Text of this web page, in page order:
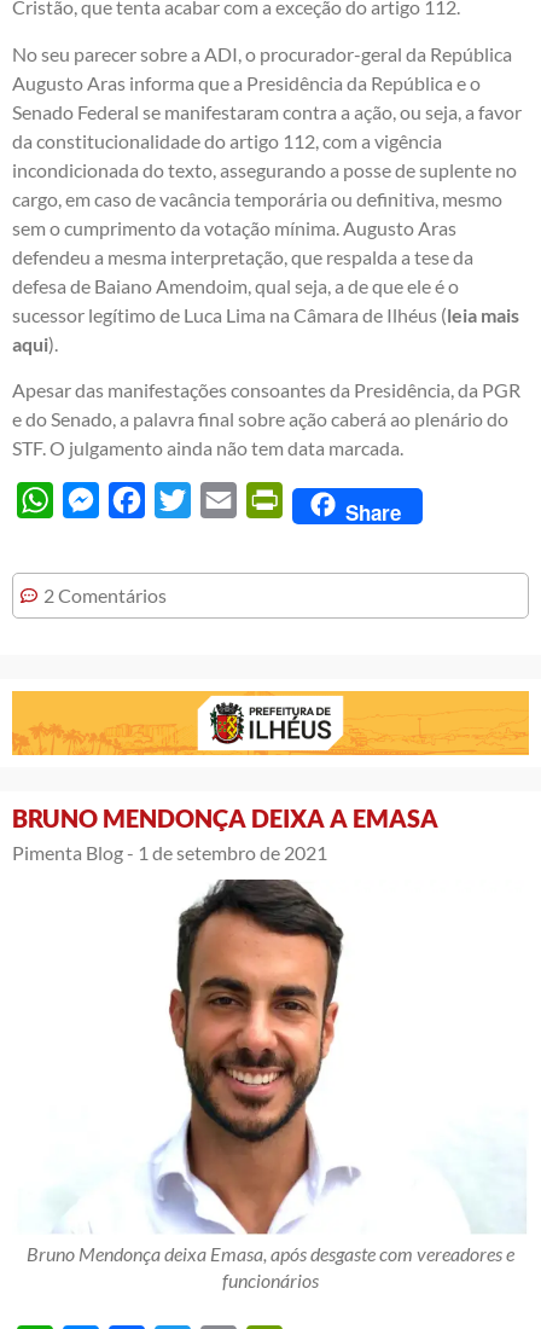
Cristão, que tenta acabar com a exceção do artigo 112.
No seu parecer sobre a ADI, o procurador-geral da República
Augusto Aras informa que a Presidência da República e o
Senado Federal se manifestaram contra a ação, ou seja, a favor
da constitucionalidade do artigo 112, com a vigência
incondicionada do texto, assegurando a posse de suplente no
cargo, em caso de vacância temporária ou definitiva, mesmo
sem o cumprimento da votação mínima. Augusto Aras
defendeu a mesma interpretação, que respalda a tese da
defesa de Baiano Amendoim, qual seja, a de que ele é o
sucessor legítimo de Luca Lima na Câmara de Ilhéus (leia mais
aqui).
Apesar das manifestações consoantes da Presidência, da PGR
e do Senado, a palavra final sobre ação caberá ao plenário do
STF. O julgamento ainda não tem data marcada.
WhatsAppMessengerFacebook
Twitter Email PrintFriendly
Share
2 Comentários
BRUNO MENDONÇA DEIXA A EMASA
Pimenta Blog - 1 de setembro de 2021
Bruno Mendonça deixa Emasa, após desgaste com vereadores e
funcionários